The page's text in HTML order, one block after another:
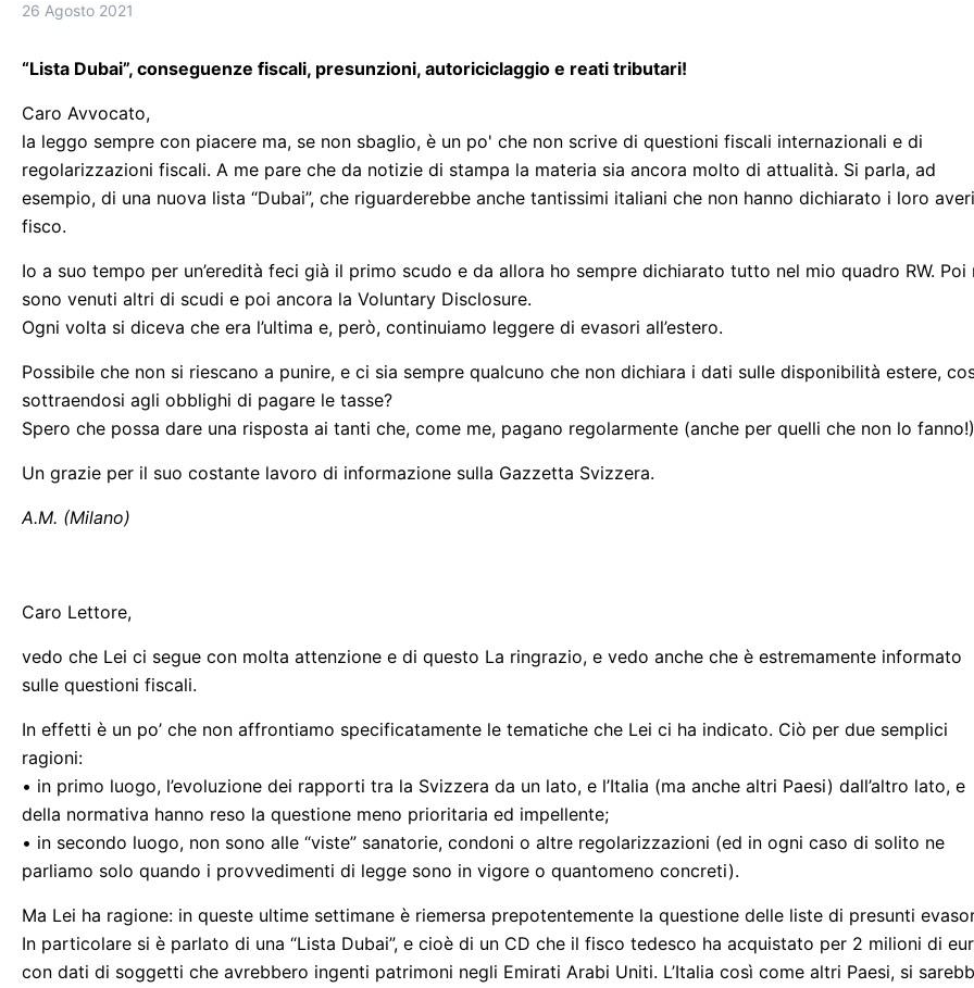
26 Agosto 2021
“Lista Dubai”, conseguenze fiscali, presunzioni, autoriciclaggio e reati tributari!
Caro Avvocato,
la leggo sempre con piacere ma, se non sbaglio, è un po' che non scrive di questioni fiscali internazionali e di
regolarizzazioni fiscali. A me pare che da notizie di stampa la materia sia ancora molto di attualità. Si parla, ad
esempio, di una nuova lista “Dubai”, che riguarderebbe anche tantissimi italiani che non hanno dichiarato i loro
fisco.
Io a suo tempo per un’eredità feci già il primo scudo e da allora ho sempre dichiarato tutto nel mio quadro RW. Poi
sono venuti altri di scudi e poi ancora la Voluntary Disclosure.
Ogni volta si diceva che era l’ultima e, però, continuiamo leggere di evasori all’estero.
Possibile che non si riescano a punire, e ci sia sempre qualcuno che non dichiara i dati sulle disponibilità estere,
sottraendosi agli obblighi di pagare le tasse?
Spero che possa dare una risposta ai tanti che, come me, pagano regolarmente (anche per quelli che non lo
Un grazie per il suo costante lavoro di informazione sulla Gazzetta Svizzera.
A.M. (Milano)
Caro Lettore,
vedo che Lei ci segue con molta attenzione e di questo La ringrazio, e vedo anche che è estremamente informato
sulle questioni fiscali.
In effetti è un po’ che non affrontiamo specificatamente le tematiche che Lei ci ha indicato. Ciò per due semplici
ragioni:
• in primo luogo, l’evoluzione dei rapporti tra la Svizzera da un lato, e l’Italia (ma anche altri Paesi) dall’altro lato, e
della normativa hanno reso la questione meno prioritaria ed impellente;
• in secondo luogo, non sono alle “viste” sanatorie, condoni o altre regolarizzazioni (ed in ogni caso di solito ne
parliamo solo quando i provvedimenti di legge sono in vigore o quantomeno concreti).
Ma Lei ha ragione: in queste ultime settimane è riemersa prepotentemente la questione delle liste di presunti
In particolare si è parlato di una “Lista Dubai”, e cioè di un CD che il fisco tedesco ha acquistato per 2 milioni di
con dati di soggetti che avrebbero ingenti patrimoni negli Emirati Arabi Uniti. L’Italia così come altri Paesi, si